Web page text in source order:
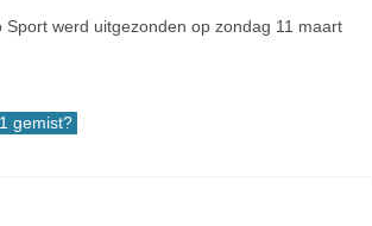
werd uitgezonden op zondag 11 maart
gemist?